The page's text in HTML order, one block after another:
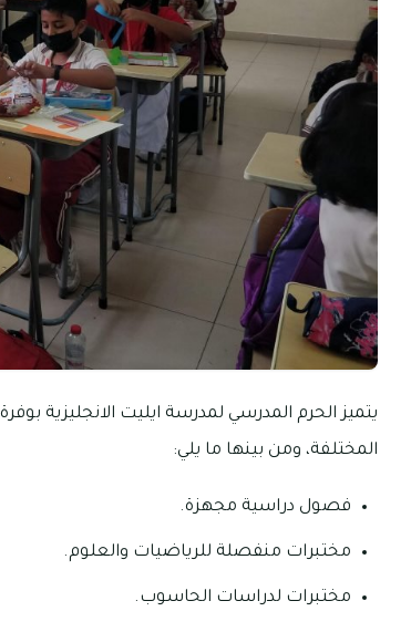
يتميز الحرم المدرسي لمدرسة ايليت الانجليزية
المختلفة، ومن بينها ما يلي:
فصول دراسية مجهزة.
مختبرات منفصلة للرياضيات والعلوم.
مختبرات لدراسات الحاسوب.